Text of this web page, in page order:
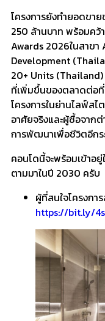
โครงการยังทำยอดขา
250 ล้านบาท พร้อมคว้
Awards 2026ในสาข
Development
20+ Units
ที่เพิ่มขึ้นของตลาดต่อ
โครงการในย่านไลฟ์ส
อาศัยจริงและผู้ซื้อจากต่
การพัฒนาเพื่อชีวิตอีกร
คอนโดนี้จะพร้อมเข้าอ
ตามมาในปี 2030 ครับ
ผู้ที่สนใจโครงกา
https://bit.ly/